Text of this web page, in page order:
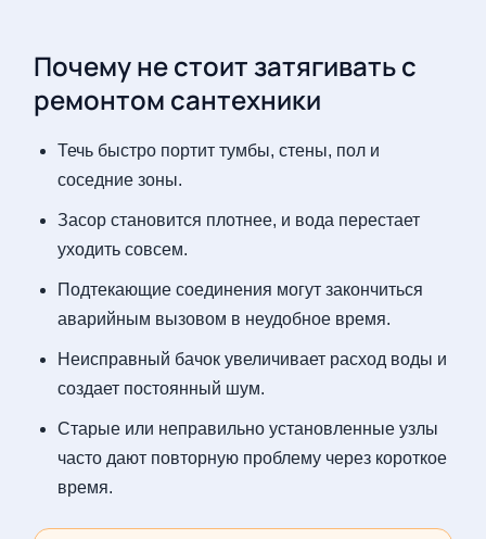
Почему не стоит затягивать с
ремонтом сантехники
Течь быстро портит тумбы, стены, пол и
соседние зоны.
Засор становится плотнее, и вода перестает
уходить совсем.
Подтекающие соединения могут закончиться
аварийным вызовом в неудобное время.
Неисправный бачок увеличивает расход воды и
создает постоянный шум.
Старые или неправильно установленные узлы
часто дают повторную проблему через короткое
время.